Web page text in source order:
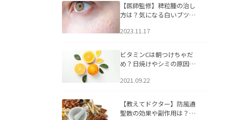
【医師監修】稗粒腫の治し
方は？気になる白いブツブ
アについて
2023.11.17
ビタミンCは朝つけちゃだ
め？日焼けやシミの原因に
2021.09.22
【教えてドクター】防風通
聖散の効果や副作用は？長